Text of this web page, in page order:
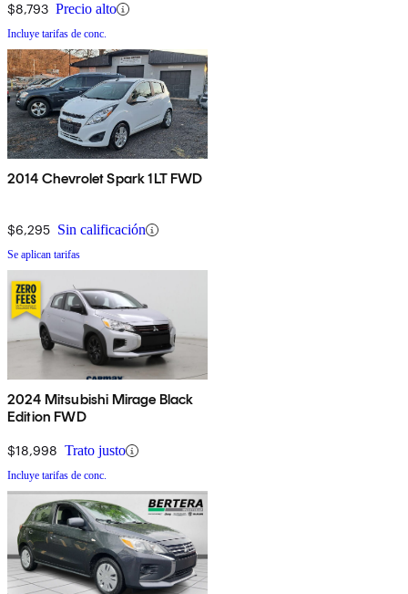
$8,793 Precio alto
Incluye tarifas de conc.
2014 Chevrolet Spark 1LT FWD
$6,295 Sin calificación
Se aplican tarifas
2024 Mitsubishi Mirage Black
Edition FWD
$18,998 Trato justo
Incluye tarifas de conc.